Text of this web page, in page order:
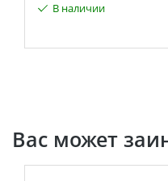
В наличии
Вас может